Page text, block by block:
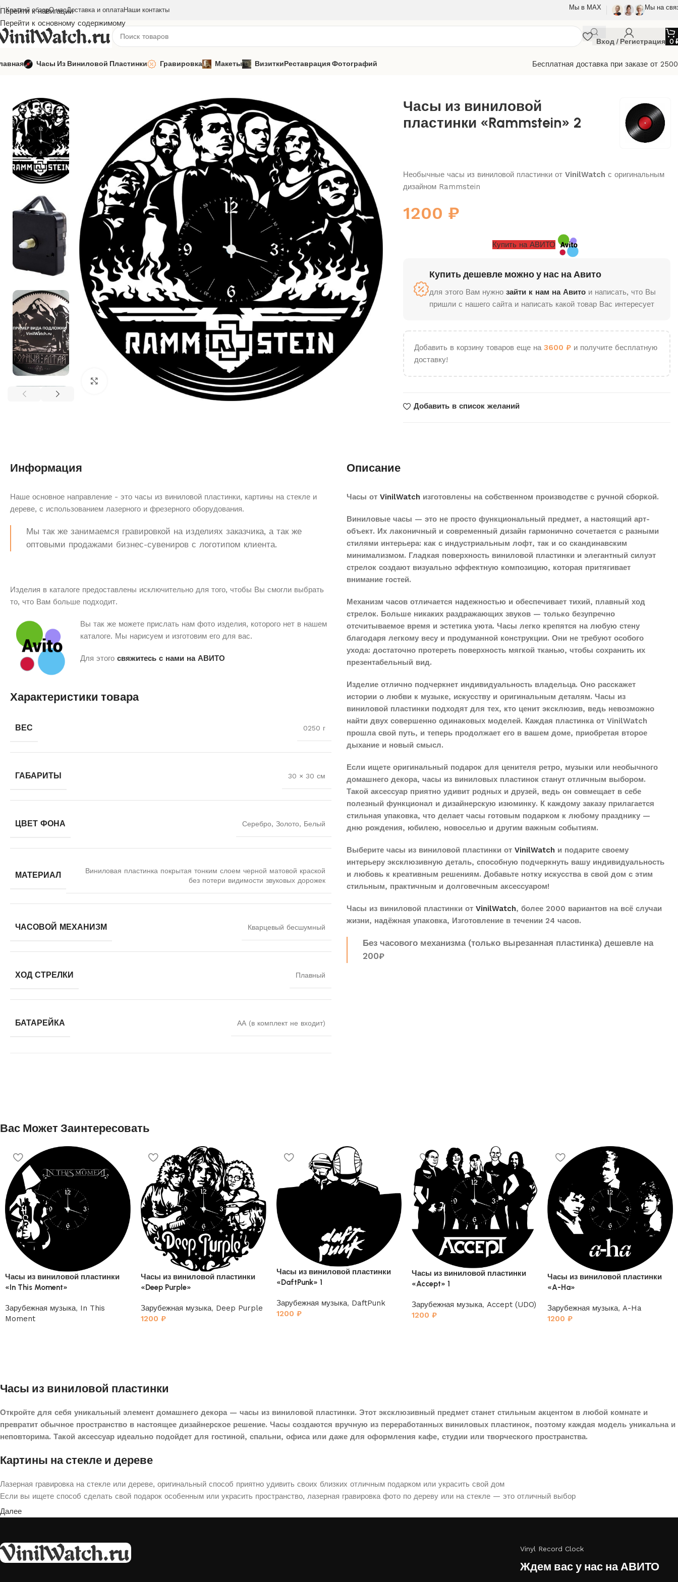
Перейти к навигации
Перейти к основному содержимому
Краткий обзорО насДоставка и оплатаНаши контакты Мы в МАХ Мы на
Вход / Регистрация 0
Часы Из Виниловой Пластинки Гравировка Макеты ВизиткиРеставрация Фотографий
Бесплатная доставка при заказе от
Главная
Зарубежная музыка Rammstein
Нажмите, чтобы увеличить
Часы из виниловой
пластинки «Rammstein» 2
Необычные часы из виниловой пластинки от VinilWatch с оригинальным
дизайном Rammstein
1200 ₽
Купить на АВИТО
Купить дешевле можно у нас на Авито
для этого Вам нужно зайти к нам на Авитои написать, что Вы
пришли с нашего сайта и написать какой товар Вас интересует
Добавить в корзину товаров еще на 3600 ₽и получите бесплатную
доставку!
Добавить в список желаний
Информация
Наше основное направление - это часы из виниловой пластинки, картины на стекле и
дереве, с использованием лазерного и фрезерного оборудования.
Мы так же занимаемся гравировкой на изделиях заказчика, а так же
оптовыми продажами бизнес-сувениров с логотипом клиента.
Изделия в каталоге предоставлены исключительно для того, чтобы Вы смогли выбрать
то, что Вам больше подходит.
Вы так же можете прислать нам фото изделия, которого нет в нашем
каталоге. Мы нарисуем и изготовим его для вас.
Для этого свяжитесь с нами на АВИТО
Характеристики товара
ВЕС 0250 г
ГАБАРИТЫ 30 × 30 см
ЦВЕТ ФОНА Серебро, Золото, Белый
МАТЕРИАЛ
Виниловая пластинка покрытая тонким слоем черной матовой краской
без потери видимости звуковых дорожек
ЧАСОВОЙ МЕХАНИЗМ Кварцевый бесшумный
ХОД СТРЕЛКИ Плавный
БАТАРЕЙКА АА (в комплект не входит)
Описание
Часы от VinilWatch изготовлены на собственном производстве с ручной сборкой.
Виниловые часы — это не просто функциональный предмет, а настоящий арт-
объект. Их лаконичный и современный дизайн гармонично сочетается с разными
стилями интерьера: как с индустриальным лофт, так и со скандинавским
минимализмом. Гладкая поверхность виниловой пластинки и элегантный силуэт
стрелок создают визуально эффектную композицию, которая притягивает
внимание гостей.
Механизм часов отличается надежностью и обеспечивает тихий, плавный ход
стрелок. Больше никаких раздражающих звуков — только безупречно
отсчитываемое время и эстетика уюта. Часы легко крепятся на любую стену
благодаря легкому весу и продуманной конструкции. Они не требуют особого
ухода: достаточно протереть поверхность мягкой тканью, чтобы сохранить их
презентабельный вид.
Изделие отлично подчеркнет индивидуальность владельца. Оно расскажет
истории о любви к музыке, искусству и оригинальным деталям. Часы из
виниловой пластинки подходят для тех, кто ценит эксклюзив, ведь невозможно
найти двух совершенно одинаковых моделей. Каждая пластинка от VinilWatch
прошла свой путь, и теперь продолжает его в вашем доме, приобретая второе
дыхание и новый смысл.
Если ищете оригинальный подарок для ценителя ретро, музыки или необычного
домашнего декора, часы из виниловых пластинок станут отличным выбором.
Такой аксессуар приятно удивит родных и друзей, ведь он совмещает в себе
полезный функционал и дизайнерскую изюминку. К каждому заказу прилагается
стильная упаковка, что делает часы готовым подарком к любому празднику —
дню рождения, юбилею, новоселью и другим важным событиям.
Выберите часы из виниловой пластинки от VinilWatch и подарите своему
интерьеру эксклюзивную деталь, способную подчеркнуть вашу индивидуальность
и любовь к креативным решениям. Добавьте нотку искусства в свой дом с этим
стильным, практичным и долговечным аксессуаром!
Часы из виниловой пластинки от VinilWatch, более 2000 вариантов на всё случаи
жизни, надёжная упаковка, Изготовление в течении 24 часов.
Без часового механизма (только вырезанная пластинка) дешевле на
200₽
Вас Может Заинтересовать
Часы из виниловой пластинки
«In This Moment»
Зарубежная музыка, In This
Moment
Часы из виниловой пластинки
«Deep Purple»
Зарубежная музыка, Deep Purple
1200 ₽
Часы из виниловой пластинки
«DaftPunk» 1
Зарубежная музыка, DaftPunk
1200 ₽
Часы из виниловой пластинки
«Accept» 1
Зарубежная музыка,Accept (UDO)
1200₽
Часы из виниловой пластинки
«A-Ha»
Зарубежная музыка, A-Ha
1200₽
Часы из виниловой пластинки
Откройте для себя уникальный элемент домашнего декора — часы из виниловой пластинки. Этот эксклюзивный предмет станет стильным акцентом в любой комнате и
превратит обычное пространство в настоящее дизайнерское решение. Часы создаются вручную из переработанных виниловых пластинок, поэтому каждая модель уникальна и
неповторима. Такой аксессуар идеально подойдет для гостиной, спальни, офиса или даже для оформления кафе, студии или творческого пространства.
Картины на стекле и дереве
Лазерная гравировка на стекле или дереве, оригинальный способ приятно удивить своих близких отличным подарком или украсить свой дом
Если вы ищете способ сделать свой подарок особенным или украсить пространство, лазерная гравировка фото по дереву или на стекле — это отличный выбор
Далее
Vinyl Record Clock
Ждем вас у нас на АВИТО